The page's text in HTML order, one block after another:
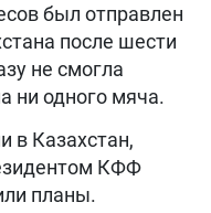
был отправлен
после шести
не смогла
ни одного мяча.
в Казахстан,
КФФ
планы.